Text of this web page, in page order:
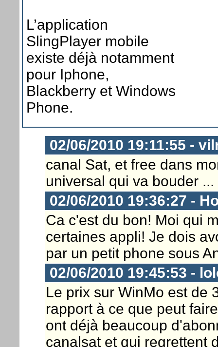
L’application
SlingPlayer mobile
existe déjà notamment
pour Iphone,
Blackberry et Windows
Phone.
02/06/2010 19:11:55 -
canal Sat, et free dans
universal qui va bouder ...
02/06/2010 19:36:27 -
Ca c'est du bon! Moi qui
certaines appli! Je dois
par un petit phone sous
02/06/2010 19:45:53 -
Le prix sur WinMo est de
rapport à ce que peut
ont déjà beaucoup
canalsat et qui regrettent